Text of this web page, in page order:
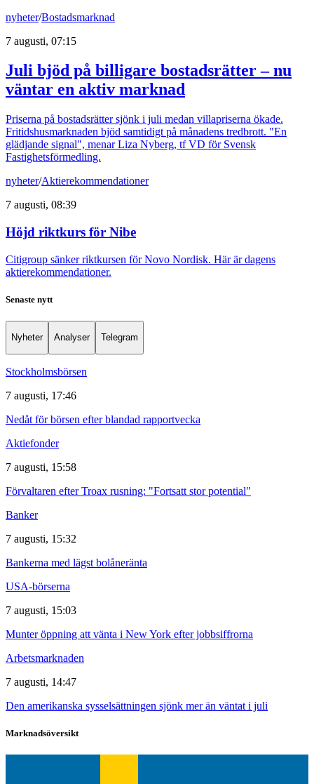
nyheter/Bostadsmarknad
7 augusti, 07:15
Juli bjöd på billigare bostadsrätter – nu
väntar en aktiv marknad
Priserna på bostadsrätter sjönk i juli medan villapriserna ökade.
Fritidshusmarknaden bjöd samtidigt på månadens tredbrott. "En
glädjande signal", menar Liza Nyberg, tf VD för Svensk
Fastighetsförmedling.
nyheter/Aktierekommendationer
7 augusti, 08:39
Höjd riktkurs för Nibe
Citigroup sänker riktkursen för Novo Nordisk. Här är dagens
aktierekommendationer.
Senaste nytt
Nyheter Analyser Telegram
Stockholmsbörsen
7 augusti, 17:46
Nedåt för börsen efter blandad rapportvecka
Aktiefonder
7 augusti, 15:58
Förvaltaren efter Troax rusning: "Fortsatt stor potential"
Banker
7 augusti, 15:32
Bankerna med lägst bolåneränta
USA-börserna
7 augusti, 15:03
Munter öppning att vänta i New York efter jobbsiffrorna
Arbetsmarknaden
7 augusti, 14:47
Den amerikanska sysselsättningen sjönk mer än väntat i juli
Marknadsöversikt